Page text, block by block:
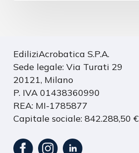
EdiliziAcrobatica S.P.A.
Sede legale: Via Turati 29
20121, Milano
P. IVA 01438360990
REA: MI-1785877
Capitale sociale: 842.288,50 €